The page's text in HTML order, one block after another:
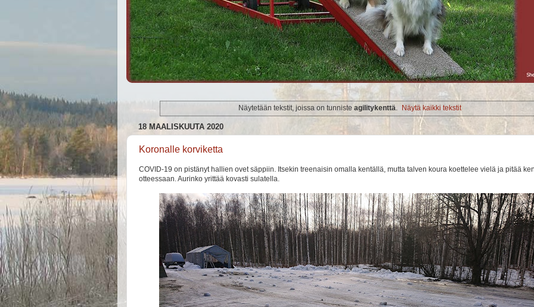
Näytetään tekstit, joissa on tunniste agilitykenttä. Näytä kaikki tekstit
18 MAALISKUUTA 2020
Koronalle korviketta
COVID-19 on pistänyt hallien ovet säppiin. Itsekin treenaisin omalla kentällä, mutta talven koura koettelee vielä ja pitää
otteessaan. Aurinko yrittää kovasti sulatella.